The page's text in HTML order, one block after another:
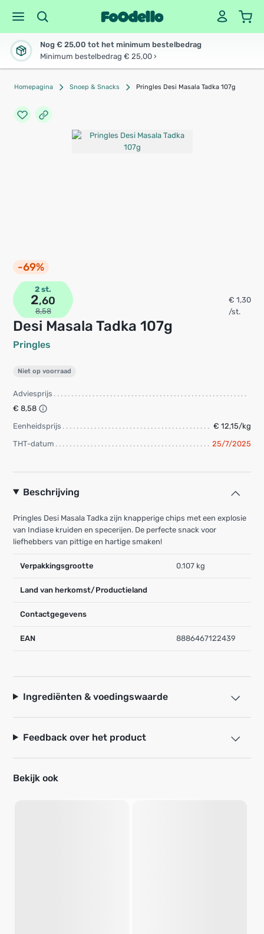
Nog € 25,00 tot het minimum bestelbedrag
Minimum bestelbedrag € 25,00 ›
Homepagina Snoep & Snacks Pringles Desi Masala Tadka 107g
-69%
Desi Masala Tadka 107g
Pringles
2 st.
2,60
8,58
€ 1,30
/st.
Niet op voorraad
Adviesprijs
€ 8,58
Eenheidsprijs
€ 12,15/kg
THT-datum
25/7/2025
Beschrijving
Pringles Desi Masala Tadka zijn knapperige chips met een explosie
van Indiase kruiden en specerijen. De perfecte snack voor
liefhebbers van pittige en hartige smaken!
Verpakkingsgrootte 0.107 kg
Land van herkomst/Productieland
Contactgegevens
EAN 8886467122439
Ingrediënten & voedingswaarde
Feedback over het product
Bekijk ook